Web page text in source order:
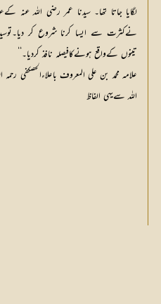
لگایا جاتا تھا۔ سیدنا عمر رضی اللہ
نےکثرت سے ایسا کرنا شروع کر
تینوں کےواقع ہونےکافیصلہ نافذ کردیا۔‘‘
اللہ سےیہی الفاظ